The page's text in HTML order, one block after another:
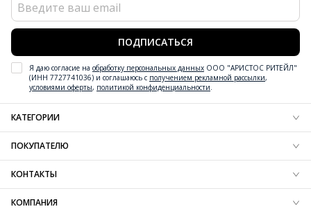
Особенности Подходит для веганов
Тема HÖGL VEGAN, HÖGLVISION
КАТЕГОРИИ
Новинки одежды
Обувь
ПОКУПАТЕЛЮ
Доставка
КОНТАКТЫ
КОМПАНИЯ
ПОДПИСАТЬСЯ
Я даю согласие на обработку персональных данных ООО "АРИСТОС РИТЕЙЛ"
(ИНН 7727741036) и соглашаюсь с получением рекламной рассылки,
условиями оферты, политикой конфиденциальности.